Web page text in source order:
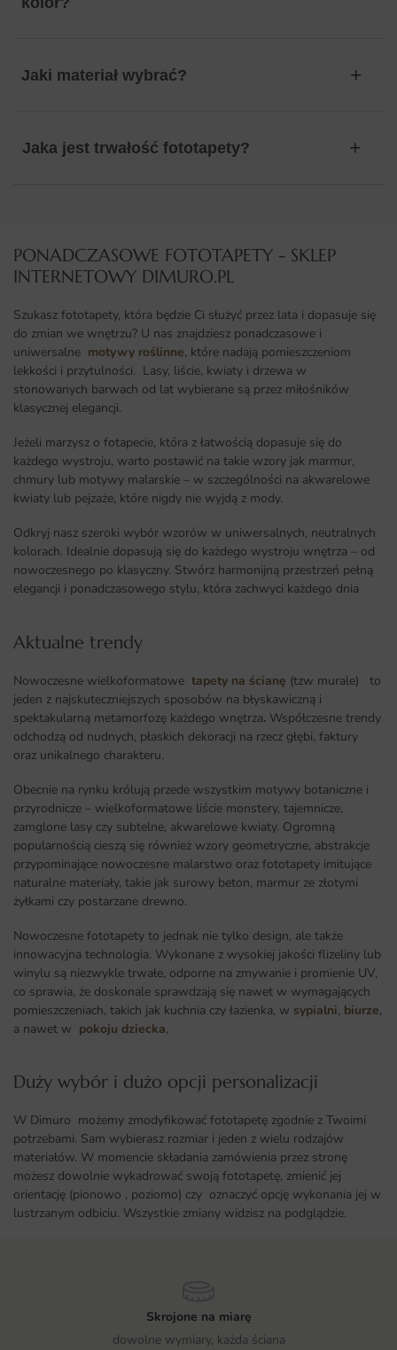
Jaki materiał wybrać?
Jaka jest trwałość fototapety?
PONADCZASOWE FOTOTAPETY - SKLEP
INTERNETOWY DIMURO.PL​
Szukasz fototapety, która będzie Ci służyć przez lata i dopasuje się
do zmian we wnętrzu? U nas znajdziesz ponadczasowe i
uniwersalne motywy roślinne, które nadają pomieszczeniom
lekkości i przytulności. Lasy, liście, kwiaty i drzewa w
stonowanych barwach od lat wybierane są przez miłośników
klasycznej elegancji.
Jeżeli marzysz o fotapecie, która z łatwością dopasuje się do
każdego wystroju, warto postawić na takie wzory jak marmur,
chmury lub motywy malarskie – w szczególności na akwarelowe
kwiaty lub pejzaże, które nigdy nie wyjdą z mody.
Odkryj nasz szeroki wybór wzorów w uniwersalnych, neutralnych
kolorach. Idealnie dopasują się do każdego wystroju wnętrza – od
nowoczesnego po klasyczny. Stwórz harmonijną przestrzeń pełną
elegancji i ponadczasowego stylu, która zachwyci każdego dnia
Aktualne trendy​
Nowoczesne wielkoformatowe tapety na ścianę (tzw murale) to
jeden z najskuteczniejszych sposobów na błyskawiczną i
spektakularną metamorfozę każdego wnętrza. Współczesne trendy
odchodzą od nudnych, płaskich dekoracji na rzecz głębi, faktury
oraz unikalnego charakteru.
Obecnie na rynku królują przede wszystkim motywy botaniczne i
przyrodnicze – wielkoformatowe liście monstery, tajemnicze,
zamglone lasy czy subtelne, akwarelowe kwiaty. Ogromną
popularnością cieszą się również wzory geometryczne, abstrakcje
przypominające nowoczesne malarstwo oraz fototapety imitujące
naturalne materiały, takie jak surowy beton, marmur ze złotymi
żyłkami czy postarzane drewno.
Nowoczesne fototapety to jednak nie tylko design, ale także
innowacyjna technologia. Wykonane z wysokiej jakości flizeliny lub
winylu są niezwykle trwałe, odporne na zmywanie i promienie UV,
co sprawia, że doskonale sprawdzają się nawet w wymagających
pomieszczeniach, takich jak kuchnia czy łazienka, w sypialni, biurze,
a nawet w pokoju dziecka,
Duży wybór i dużo opcji personalizacji ​
W Dimuro możemy zmodyfikować fototapetę zgodnie z Twoimi
potrzebami. Sam wybierasz rozmiar i jeden z wielu rodzajów
materiałów. W momencie składania zamówienia przez stronę
możesz dowolnie wykadrować swoją fototapetę, zmienić jej
orientację (pionowo , poziomo) czy oznaczyć opcję wykonania jej w
lustrzanym odbiciu. Wszystkie zmiany widzisz na podglądzie.
Skrojone na miarę
dowolne wymiary, każda ściana